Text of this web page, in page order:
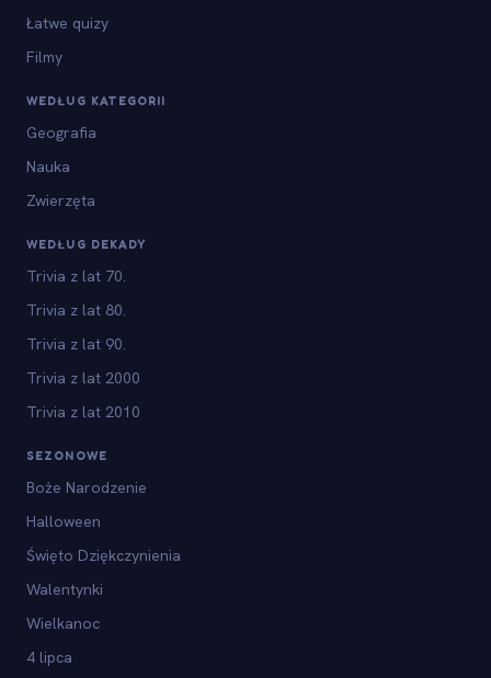
Łatwe quizy
Filmy
WEDŁUG KATEGORII
Geografia
Nauka
Zwierzęta
WEDŁUG DEKADY
Trivia z lat 70.
Trivia z lat 80.
Trivia z lat 90.
Trivia z lat 2000
Trivia z lat 2010
SEZONOWE
Boże Narodzenie
Halloween
Święto Dziękczynienia
Walentynki
Wielkanoc
4 lipca